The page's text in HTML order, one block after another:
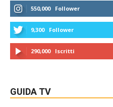
550,000 Follower
9,300 Follower
290,000 Iscritti
GUIDA TV